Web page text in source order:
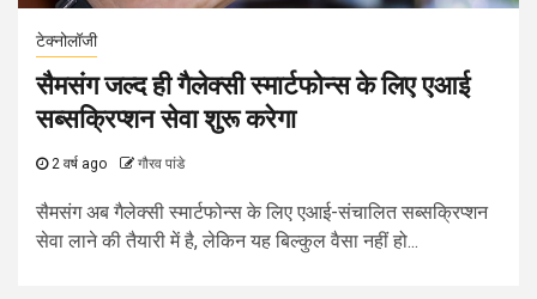
टेक्नोलॉजी
सैमसंग जल्द ही गैलेक्सी स्मार्टफोन्स के लिए एआई
सब्सक्रिप्शन सेवा शुरू करेगा
2 वर्ष ago गौरव पांडे
सैमसंग अब गैलेक्सी स्मार्टफोन्स के लिए एआई-संचालित सब्सक्रिप्शन
सेवा लाने की तैयारी में है, लेकिन यह बिल्कुल वैसा नहीं हो...